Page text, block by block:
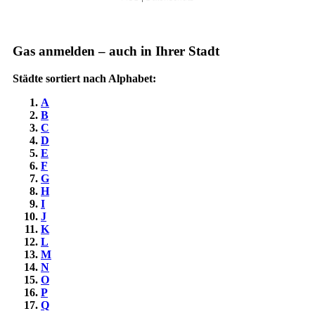
Gas anmelden – auch in Ihrer Stadt
Städte sortiert nach Alphabet:
A
B
C
D
E
F
G
H
I
J
K
L
M
N
O
P
Q